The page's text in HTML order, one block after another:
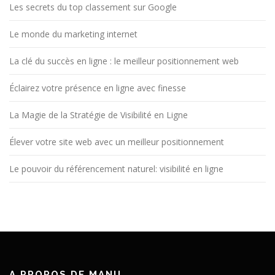
Les secrets du top classement sur Google
Le monde du marketing internet
La clé du succès en ligne : le meilleur positionnement web
Éclairez votre présence en ligne avec finesse
La Magie de la Stratégie de Visibilité en Ligne
Élever votre site web avec un meilleur positionnement
Le pouvoir du référencement naturel: visibilité en ligne